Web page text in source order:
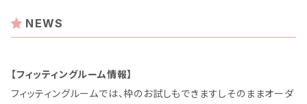
NEWS
【フィッティングルーム情報】
フィッティングルームでは、枠のお試しもできますしそのままオーダ